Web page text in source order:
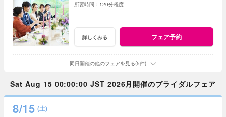
120分程度
詳しくみる フェア予約
同日開催の他のフェアを見る(5件)
Sat Aug 15 00:00:00 JST 2026月開催のブライダルフェア
8/15 (土)